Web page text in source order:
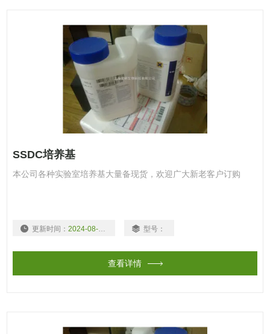
SSDC培养基
本公司各种实验室培养基大量备现货，欢迎广大新老客户订购
更新时间： 2024-08-08 型号：
查看详情